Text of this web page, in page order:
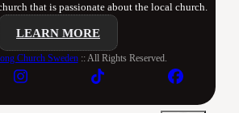
that is passionate about the local church.
LEARN MORE
Church Sweden:: All Rights Reserved.